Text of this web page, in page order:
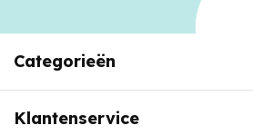
Categorieën
Klantenservice